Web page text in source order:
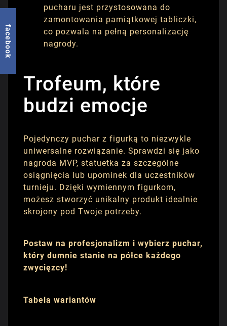
pucharu jest przystosowana do
zamontowania pamiątkowej tabliczki,
co pozwala na pełną personalizację
nagrody.
Trofeum, które
budzi emocje
Pojedynczy puchar z figurką to niezwykle
uniwersalne rozwiązanie. Sprawdzi się jako
nagroda MVP, statuetka za szczególne
osiągnięcia lub upominek dla uczestników
turnieju. Dzięki wymiennym figurkom,
możesz stworzyć unikalny produkt idealnie
skrojony pod Twoje potrzeby.
Postaw na profesjonalizm i wybierz puchar,
który dumnie stanie na półce każdego
zwycięzcy!
Tabela wariantów
facebook